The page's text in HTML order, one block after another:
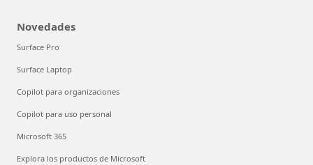
Novedades
Surface Pro
Surface Laptop
Copilot para organizaciones
Copilot para uso personal
Microsoft 365
Explora los productos de Microsoft